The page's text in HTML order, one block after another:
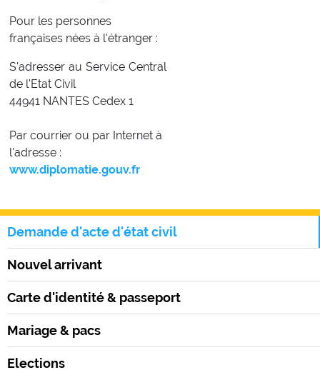
Pour les personnes
françaises nées à l'étranger :
S'adresser au Service Central
de l'Etat Civil
44941 NANTES Cedex 1
Par courrier ou par Internet à
l'adresse :
www.diplomatie.gouv.fr
Demande d'acte d'état civil
Nouvel arrivant
Carte d'identité & passeport
Mariage & pacs
Elections